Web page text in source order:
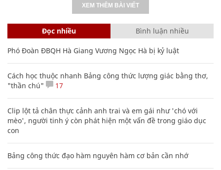
XEM THÊM BÀI VIẾT
Đọc nhiều Bình luận nhiều
Phó Đoàn ĐBQH Hà Giang Vương Ngọc Hà bị kỷ luật
Cách học thuộc nhanh Bảng công thức lượng giác bằng thơ,
"thần chú"
17
Clip lột tả chân thực cảnh anh trai và em gái như 'chó với
mèo', người tinh ý còn phát hiện một vấn đề trong giáo dục
con
Bảng công thức đạo hàm nguyên hàm cơ bản cần nhớ